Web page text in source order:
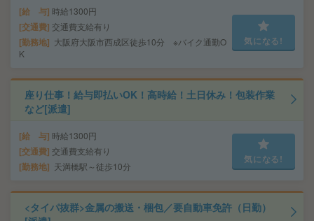
給 与 時給1300円
交通費 交通費支給有り
勤務地
大阪府大阪市西成区徒歩10分 ※バイク通勤O
K
気になる!
座り仕事！給与即払いOK！高時給！土日休み！包装作業
など[派遣]
給 与 時給1300円
交通費 交通費支給有り
勤務地 天満橋駅～徒歩10分
気になる!
<タイパ抜群>金属の搬送・梱包／要自動車免許（日勤）